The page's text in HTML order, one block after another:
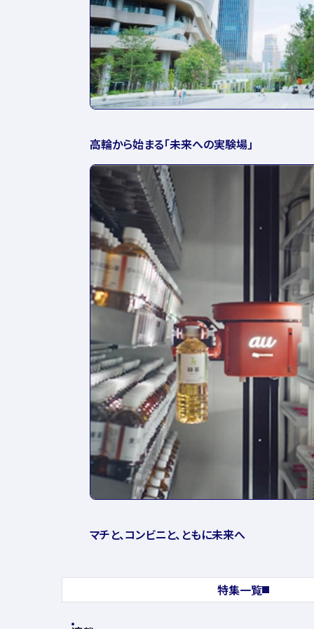
高輪から始まる「未来への実験場」
マチと、コンビニと、ともに未来へ
特集一覧